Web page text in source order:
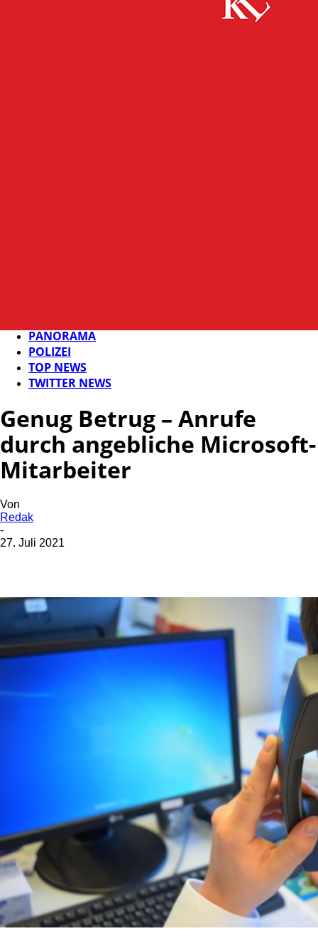
PANORAMA
POLIZEI
TOP NEWS
TWITTER NEWS
Genug Betrug – Anrufe
durch angebliche Microsoft-
Mitarbeiter
Von
Redak
-
27. Juli 2021